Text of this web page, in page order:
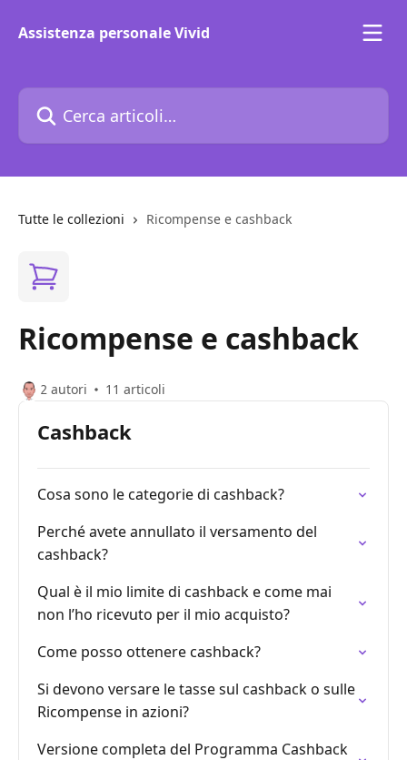
Assistenza personale Vivid
Cerca articoli…
Tutte le collezioni Ricompense e cashback
Ricompense e cashback
2 autori 11 articoli
Cashback
Cosa sono le categorie di cashback?
Perché avete annullato il versamento del
cashback?
Qual è il mio limite di cashback e come mai
non l’ho ricevuto per il mio acquisto?
Come posso ottenere cashback?
Si devono versare le tasse sul cashback o sulle
Ricompense in azioni?
Versione completa del Programma Cashback